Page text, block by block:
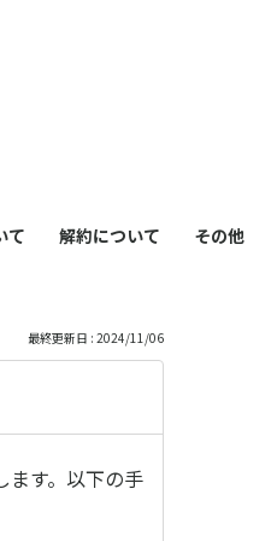
て 解約について その他
最終更新日 : 2024/11/06
ます。以下の手